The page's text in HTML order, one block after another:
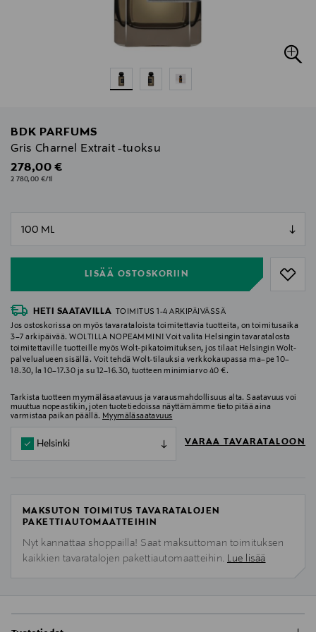
BDK PARFUMS
Gris Charnel Extrait -tuoksu
Original Price
278,00 €
2 780,00 €/1l
LISÄÄ OSTOSKORIIN
HETI SAATAVILLA
TOIMITUS 1-4 ARKIPÄIVÄSSÄ
Jos ostoskorissa on myös tavarataloista toimitettavia tuotteita, on toimitusaika
3–7 arkipäivää. WOLTILLA NOPEAMMIN! Voit valita Helsingin tavaratalosta
toimitettaville tuotteille myös Wolt-pikatoimituksen, jos tilaat Helsingin Wolt-
palvelualueen sisällä. Voit tehdä Wolt-tilauksia verkkokaupassa ma–pe 10–
18.30, la 10–17.30 ja su 12–16.30, tuotteen minimiarvo 40 €.
Tarkista tuotteen myymäläsaatavuus ja varausmahdollisuus alta. Saatavuus voi
muuttua nopeastikin, joten tuotetiedoissa näyttämämme tieto pitää aina
varmistaa paikan päällä. Myymäläsaatavuus
Helsinki VARAA TAVARATALOON
MAKSUTON TOIMITUS TAVARATALOJEN
PAKETTIAUTOMAATTEIHIN
Nyt kannattaa shoppailla! Saat maksuttoman toimituksen
kaikkien tavaratalojen pakettiautomaatteihin. Lue lisää